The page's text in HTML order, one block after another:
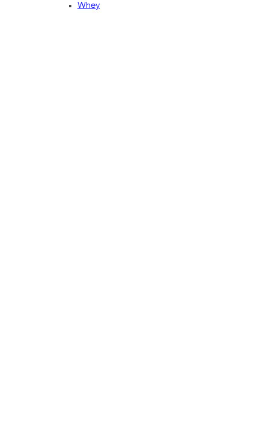
Whey